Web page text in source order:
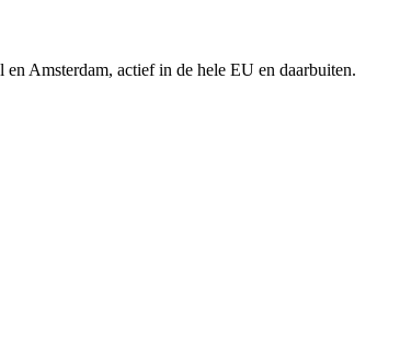
Amsterdam, actief in de hele EU en daarbuiten.